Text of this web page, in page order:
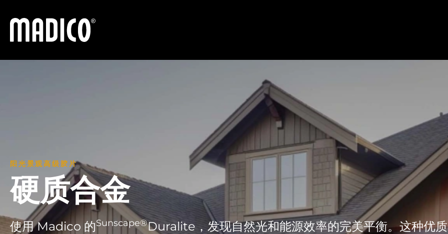
马迪科
阳光景观高级胶片
硬质合金
使用 Madico 的Sunscape®Duralite，发现自然光和能源效率的完美平衡。这种优质